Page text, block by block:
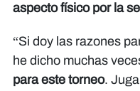
aspecto físico por la
“Si doy las razones
he dicho muchas
para este torneo.